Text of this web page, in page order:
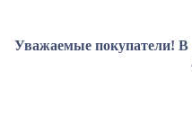
Уважаемые покупатели! В